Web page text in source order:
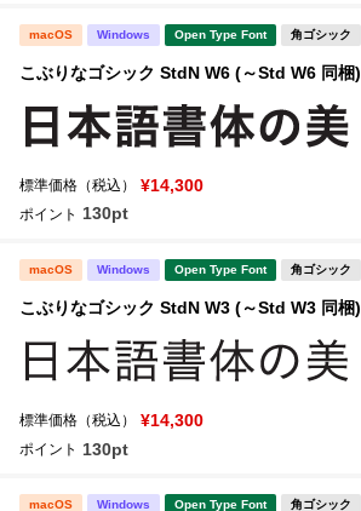
macOS Windows Open Type Font 角ゴシック
こぶりなゴシック StdN W6 (～Std W6 同梱)
標準価格（税込） ¥14,300
ポイント 130pt
macOS Windows Open Type Font 角ゴシック
こぶりなゴシック StdN W3 (～Std W3 同梱)
標準価格（税込） ¥14,300
ポイント 130pt
macOS Windows Open Type Font 角ゴシック